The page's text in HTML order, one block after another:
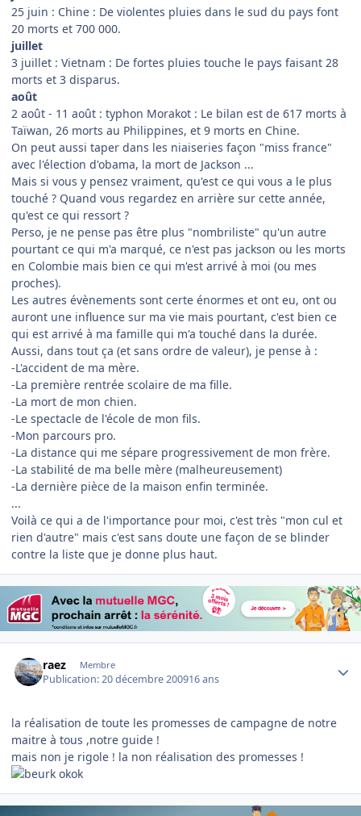
25 juin : Chine : De violentes pluies dans le sud du pays font
20 morts et 700 000.
juillet
3 juillet : Vietnam : De fortes pluies touche le pays faisant 28
morts et 3 disparus.
août
2 août - 11 août : typhon Morakot : Le bilan est de 617 morts à
Taïwan, 26 morts au Philippines, et 9 morts en Chine.
On peut aussi taper dans les niaiseries façon "miss france"
avec l'élection d'obama, la mort de Jackson ...
Mais si vous y pensez vraiment, qu'est ce qui vous a le plus
touché ? Quand vous regardez en arrière sur cette année,
qu'est ce qui ressort ?
Perso, je ne pense pas être plus "nombriliste" qu'un autre
pourtant ce qui m'a marqué, ce n'est pas jackson ou les morts
en Colombie mais bien ce qui m'est arrivé à moi (ou mes
proches).
Les autres évènements sont certe énormes et ont eu, ont ou
auront une influence sur ma vie mais pourtant, c'est bien ce
qui est arrivé à ma famille qui m'a touché dans la durée.
Aussi, dans tout ça (et sans ordre de valeur), je pense à :
-L'accident de ma mère.
-La première rentrée scolaire de ma fille.
-La mort de mon chien.
-Le spectacle de l'école de mon fils.
-Mon parcours pro.
-La distance qui me sépare progressivement de mon frère.
-La stabilité de ma belle mère (malheureusement)
-La dernière pièce de la maison enfin terminée.
...
Voilà ce qui a de l'importance pour moi, c'est très "mon cul et
rien d'autre" mais c'est sans doute une façon de se blinder
contre la liste que je donne plus haut.
raez Membre
Publication:20 décembre 200916 ans
la réalisation de toute les promesses de campagne de notre
maitre à tous ,notre guide !
mais non je rigole ! la non réalisation des promesses !
okok